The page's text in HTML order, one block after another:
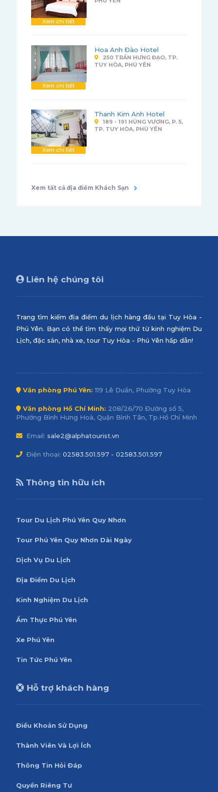
Xem chi tiết
Xem chi tiết
Hoa Anh Đào Hotel
250 TRẦN HƯNG ĐẠO, TP.
TUY HÒA, PHÚ YÊN
Xem chi tiết
Thanh Kim Anh Hotel
189 - 191 HÙNG VƯƠNG, P. 5,
TP. TUY HÒA, PHÚ YÊN
Xem tất cả địa điểm Khách Sạn
Liên hệ chúng tôi
Trang tìm kiếm địa điểm du lịch hàng đầu tại Tuy Hòa -
Phú Yên. Bạn có thể tìm thấy mọi thứ từ kinh nghiệm Du
Lịch, đặc sản, nhà xe, tour Tuy Hòa - Phú Yên hấp dẫn!
Văn phòng Phú Yên: 119 Lê Duẩn, Phường Tuy Hòa
Văn phòng Hồ Chí Minh: 208/26/70 Đường số 5,
Phường Bình Hưng Hoà, Quận Bình Tân, Tp.Hồ Chí Minh
Email: sale2@alphatourist.vn
Điện thoại: 02583.501.597 - 02583.501.597
Thông tin hữu ích
Tour Du Lịch Phú Yên Quy Nhơn
Tour Phú Yên Quy Nhơn Dài Ngày
Dịch Vụ Du Lịch
Địa Điểm Du Lịch
Kinh Nghiệm Du Lịch
Ẩm Thực Phú Yên
Xe Phú Yên
Tin Tức Phú Yên
Hỗ trợ khách hàng
Điều Khoản Sử Dụng
Thành Viên Và Lợi Ích
Thông Tin Hỏi Đáp
Quyền Riêng Tư